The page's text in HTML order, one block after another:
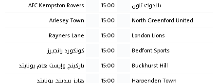
بالدوك تاون
15:00
AFC Kempston Rovers
North Greenford United
15:00
Arlesey Town
London Lions
15:00
Rayners Lane
Bedfont Sports
15:00
كونكورد رانجيرز
Buckhurst Hill
15:00
باركينج وإيست هام يونايتد
Harpenden Town
15:00 هايز ييدينج يونايتد